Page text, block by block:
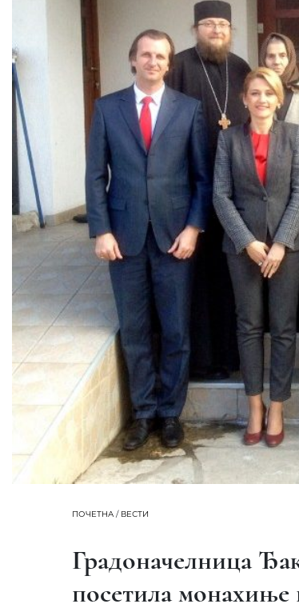
ПОЧЕТНА/ ВЕСТИ
Градоначелница
посетила монахиње